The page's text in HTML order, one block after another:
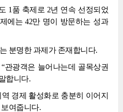
1품 축제로 2년 연속 선정되었
에는 42만 명이 방문하는 성과
분명한 과제가 존재합니다.
관광객은 늘어나는데 골목상권
합니다.
경제 활성화로 충분히 이어지
여줍니다.